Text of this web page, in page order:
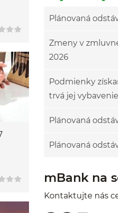
Plánovaná
Zmeny v
2026
Podmienky
trvá jej vybavenie
Plánovaná
Plánovaná
mBank na
Kontaktujte nás